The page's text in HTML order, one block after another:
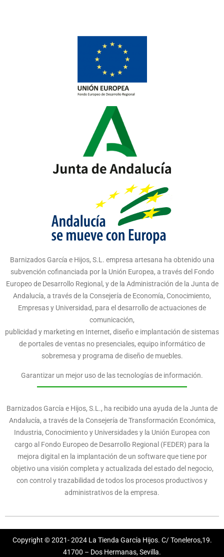
Barnizados García e Hijos, S.L. empresa artesana ha obtenido una
subvención cofinanciada por la Unión Europea, a través del Fondo
Europeo de Desarrollo Regional, y de la Administración de la Junta de
Andalucía, a través de la Consejería de Economía, Conocimiento,
Empresas y Universidad, para el desarrollo de actuaciones de
comunicación,
publicidad y marketing en Internet, diseño e implantación de sistemas
de portales de ventas no presenciales, equipo informático de
sobremesa y programa de diseño de muebles.
Garantizar un mejor uso de las tecnologías de información.
Barnizados García e Hijos, S.L., ha recibido una ayuda de la Junta de
Andalucía, a través de la Consejería de Transformación Económica,
Industria, Conocimiento y Universidades y la Unión Europea con
cargo al Fondo Europeo de Desarrollo Regional (FEDER) para la
mejora digital en la implantación de un software que tiene por
objetivo una visión completa y actualizada del estado del negocio,
con control y trazabilidad de todos los procesos productivos y
administrativos de la empresa.
Copyright © 2021- 2024 La Tienda García Hijos. C/ Toneleros,19.
41700 – Dos Hermanas, Sevilla.